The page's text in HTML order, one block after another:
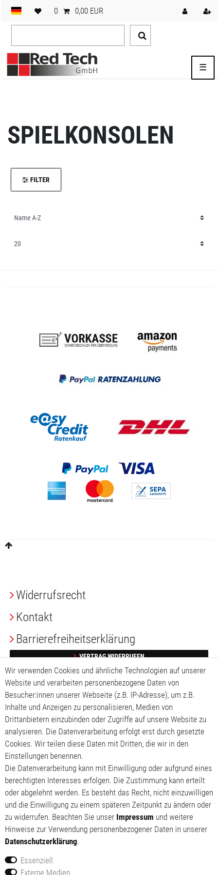
0 0,00 EUR
☰
SPIELKONSOLEN
FILTER
Widerrufs­recht
Kontakt
Barrierefreiheitserklärung
VERTRAG WIDERRUFEN
Impressum
Daten­schutz­erklärung
AGB
Mein Konto
Mein Warenkorb
Meine Wunschliste
Wir verwenden Cookies und ähnliche Technologien auf unserer
Website und verarbeiten personenbezogene Daten von
Besucher:innen unserer Webseite (z.B. IP-Adresse), um z.B.
Inhalte und Anzeigen zu personalisieren, Medien von
Drittanbietern einzubinden oder Zugriffe auf unsere Website zu
analysieren. Die Datenverarbeitung erfolgt erst durch gesetzte
Cookies. Wir teilen diese Daten mit Dritten, die wir in den
Einstellungen benennen.
Die Datenverarbeitung kann mit Einwilligung oder aufgrund eines
berechtigten Interesses erfolgen. Die Zustimmung kann erteilt
oder abgelehnt werden. Es besteht das Recht, nicht einzuwilligen
und die Einwilligung zu einem späteren Zeitpunkt zu ändern oder
zu widerrufen. Beachten Sie unser Impressum und weitere
Hinweise zur Verwendung personenbezogener Daten in unserer
Daten­schutz­erklärung.
Essenziell
Externe Medien